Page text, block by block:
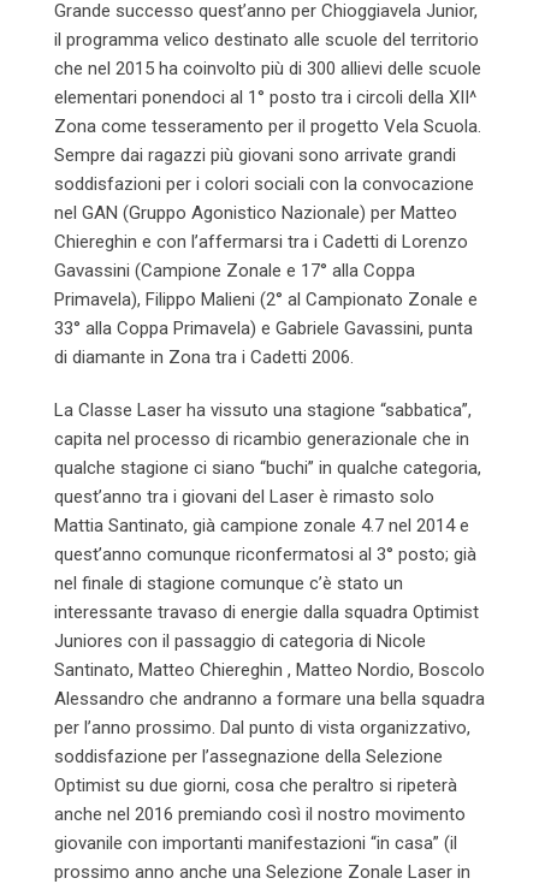
Grande successo quest’anno per Chioggiavela Junior,
il programma velico destinato alle scuole del territorio
che nel 2015 ha coinvolto più di 300 allievi delle scuole
elementari ponendoci al 1° posto tra i circoli della XII^
Zona come tesseramento per il progetto Vela Scuola.
Sempre dai ragazzi più giovani sono arrivate grandi
soddisfazioni per i colori sociali con la convocazione
nel GAN (Gruppo Agonistico Nazionale) per Matteo
Chiereghin e con l’affermarsi tra i Cadetti di Lorenzo
Gavassini (Campione Zonale e 17° alla Coppa
Primavela), Filippo Malieni (2° al Campionato Zonale e
33° alla Coppa Primavela) e Gabriele Gavassini, punta
di diamante in Zona tra i Cadetti 2006.
La Classe Laser ha vissuto una stagione “sabbatica”,
capita nel processo di ricambio generazionale che in
qualche stagione ci siano “buchi” in qualche categoria,
quest’anno tra i giovani del Laser è rimasto solo
Mattia Santinato, già campione zonale 4.7 nel 2014 e
quest’anno comunque riconfermatosi al 3° posto; già
nel finale di stagione comunque c’è stato un
interessante travaso di energie dalla squadra Optimist
Juniores con il passaggio di categoria di Nicole
Santinato, Matteo Chiereghin , Matteo Nordio, Boscolo
Alessandro che andranno a formare una bella squadra
per l’anno prossimo. Dal punto di vista organizzativo,
soddisfazione per l’assegnazione della Selezione
Optimist su due giorni, cosa che peraltro si ripeterà
anche nel 2016 premiando così il nostro movimento
giovanile con importanti manifestazioni “in casa” (il
prossimo anno anche una Selezione Zonale Laser in